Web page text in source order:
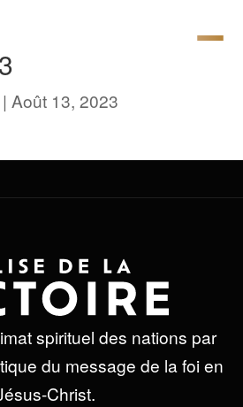
| Août 13, 2023
spirituel des nations par
du message de la foi en
Christ.